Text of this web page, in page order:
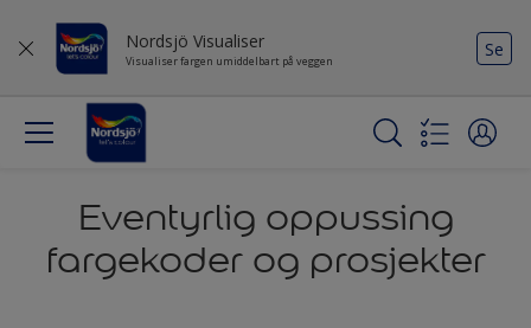
Nordsjö Visualiser
Visualiser fargen umiddelbart på veggen
Se
Eventyrlig oppussing
fargekoder og prosjekter